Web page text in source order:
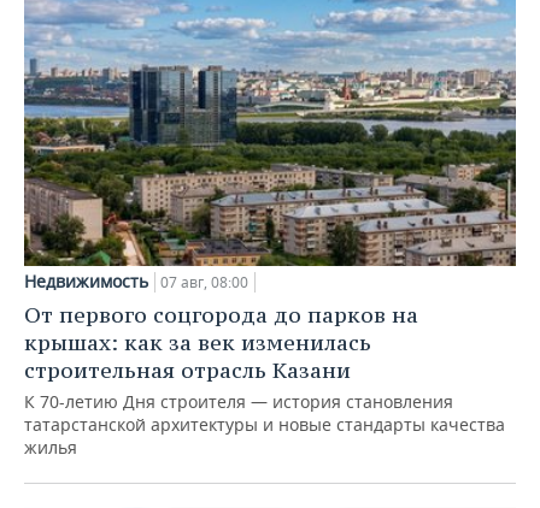
Недвижимость 07 авг, 08:00
От первого соцгорода до парков на
крышах: как за век изменилась
строительная отрасль Казани
К 70-летию Дня строителя — история становления
татарстанской архитектуры и новые стандарты качества
жилья